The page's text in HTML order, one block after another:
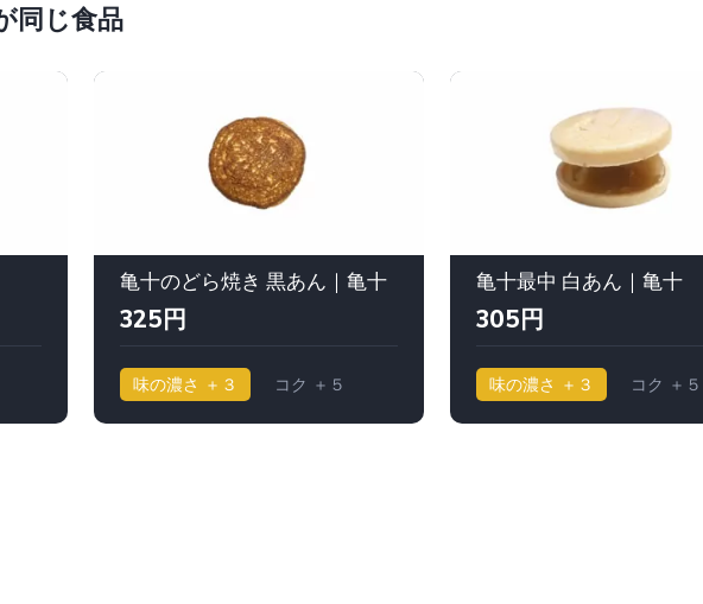
同じ食品
亀十のどら焼き 黒あん｜亀十
325円
味の濃さ ＋３ コク ＋５
亀十最中 白あん｜亀十
305円
味の濃さ ＋３ コク ＋５